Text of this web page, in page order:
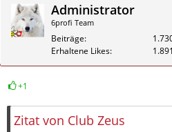
Administrator
6profi Team
Beiträge
Erhaltene Likes
1.891
+1
Zitat von Club Zeus